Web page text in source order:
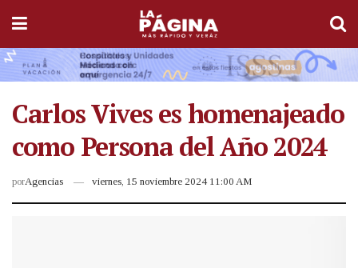
Carlos Vives es homenajeado
como Persona del Año 2024
porAgencias viernes, 15 noviembre 2024 11:00 AM